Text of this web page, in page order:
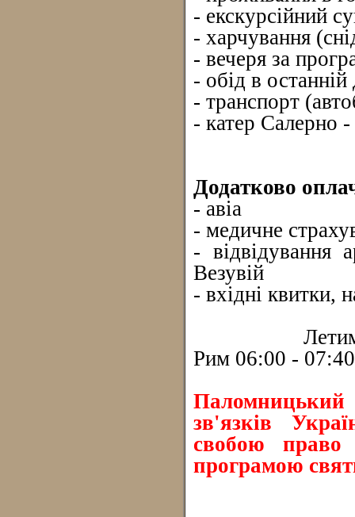
- екскурсійний
- харчування
- вечеря за
- обід в
- транспорт
- катер Салерно
Додатково
- авіа
- медичне
- відвідування
Везувій
- вхідні квитки,
Летимо:
Рим 06:00 -
зв'язків
свобою право
програмою